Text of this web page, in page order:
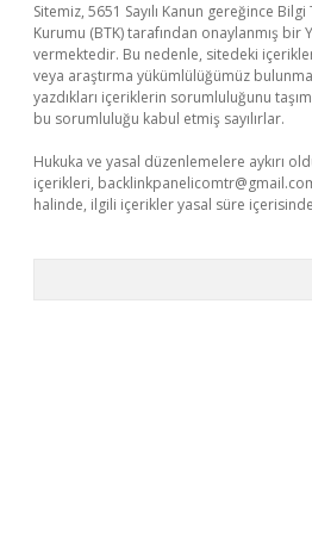
Sitemiz, 5651 Sayılı Kanun gereğince
Kurumu (BTK) tarafından onaylanmış bir
vermektedir. Bu nedenle, sitedeki
veya araştırma yükümlülüğümüz
yazdıkları içeriklerin sorumluluğunu
bu sorumluluğu kabul etmiş sayılırlar.
Hukuka ve yasal düzenlemelere aykırı
içerikleri,
halinde, ilgili içerikler yasal süre